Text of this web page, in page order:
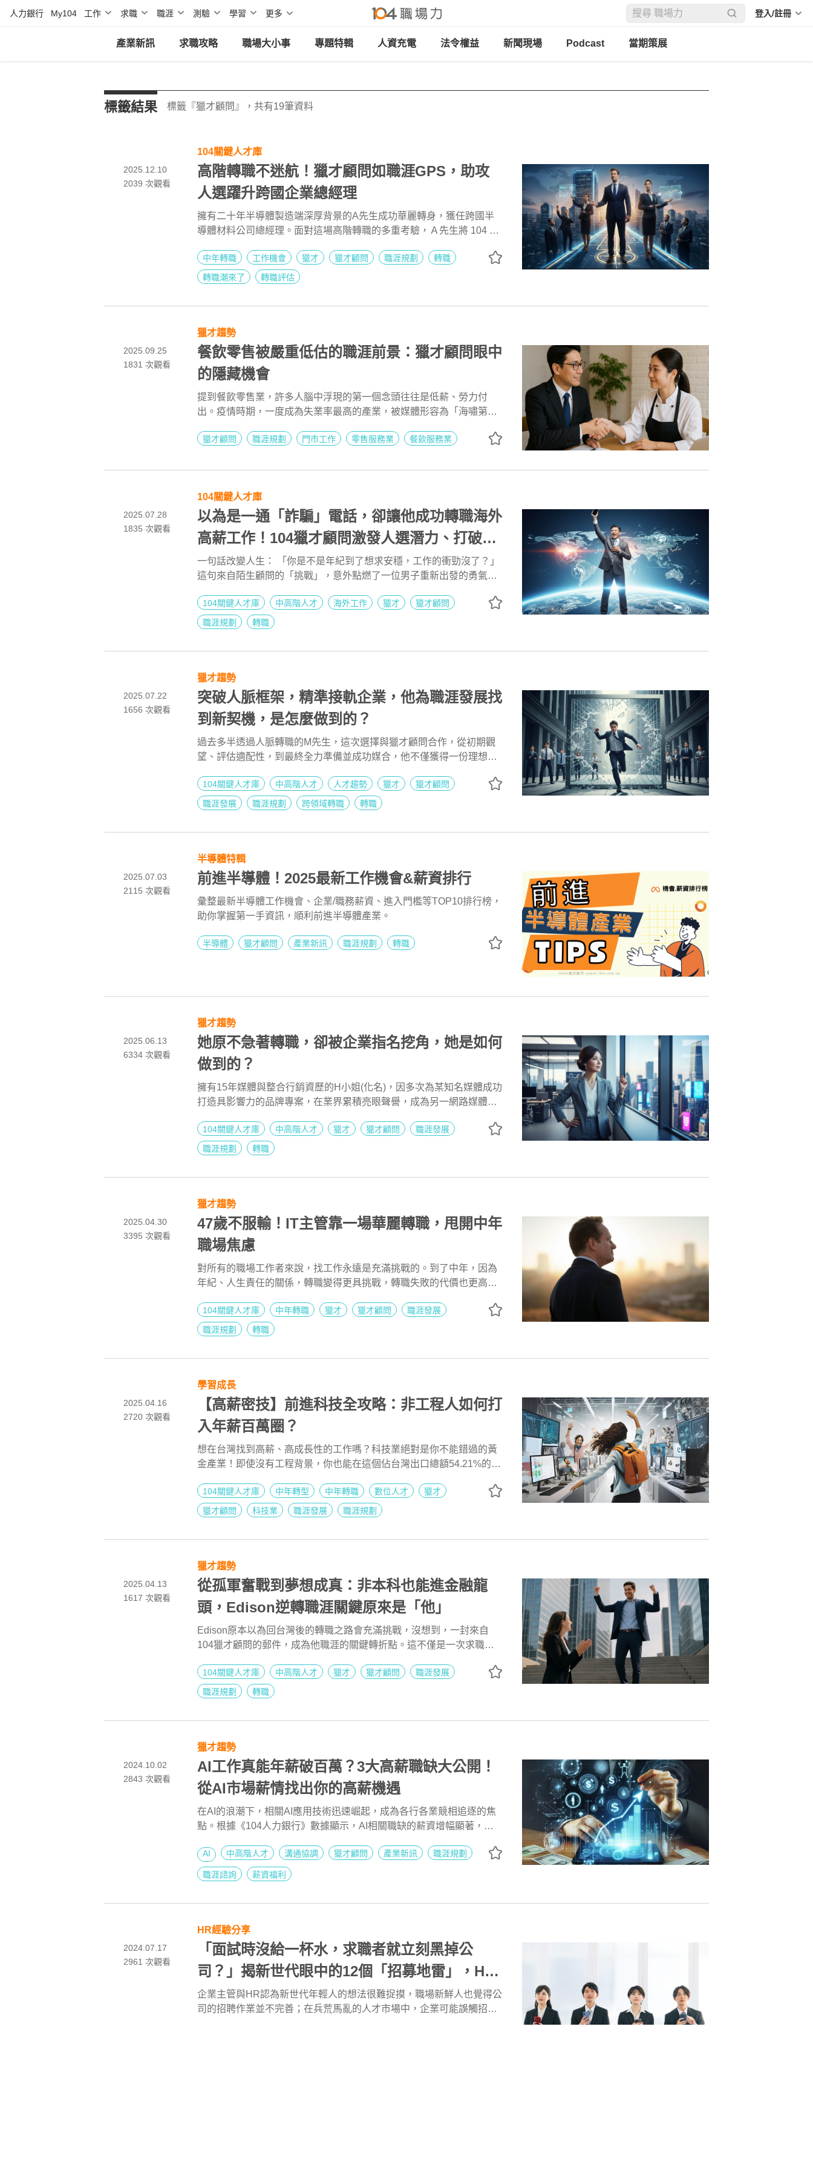
人力銀行 My104 工作 求職 職涯 測驗 學習 更多 登入/註冊
產業新訊 求職攻略 職場大小事 專題特輯 人資充電 法令權益 新聞現場 Podcast 當期策展
標籤結果 標籤『獵才顧問』，共有19筆資料
2025.12.10
2039 次觀看
104關鍵人才庫
高階轉職不迷航！獵才顧問如職涯GPS，助攻
人選躍升跨國企業總經理
擁有二十年半導體製造端深厚背景的A先生成功華麗轉身，獲任跨國半
導體材料公司總經理。面對這場高階轉職的多重考驗，Ａ先生將 104 獵
服務的核心價值，不僅在於提供情報整合、戰略建議，更包括心理支持
的全方位陪伴，幫助人選在複雜的高階轉職過程中不迷航，精準、踏實
中年轉職 工作機會 獵才 獵才顧問 職涯規劃
轉職
轉職潮來了
轉職評估
2025.09.25
1831 次觀看
獵才趨勢
餐飲零售被嚴重低估的職涯前景：獵才顧問眼中
的隱藏機會
提到餐飲零售業，許多人腦中浮現的第一個念頭往往是低薪、勞力付
出。疫情時期，一度成為失業率最高的產業，被媒體形容為「海嘯第一
的渲染之下，讓還未進入職場新鮮人開始對這個產業卻步
獵才顧問 職涯規劃 門市工作 零售服務業 餐飲服務業
2025.07.28
1835 次觀看
104關鍵人才庫
以為是一通「詐騙」電話，卻讓他成功轉職海外
高薪工作！104獵才顧問激發人選潛力、打破自
我設限
一句話改變人生： 「你是不是年紀到了想求安穩，工作的衝勁沒了？」
這句來自陌生顧問的「挑戰」，意外點燃了一位男子重新出發的勇氣。
重新定義自我價值的真實故事。
104關鍵人才庫 中高階人才 海外工作 獵才
獵才顧問
職涯規劃
轉職
2025.07.22
1656 次觀看
獵才趨勢
突破人脈框架，精準接軌企業，他為職涯發展找
到新契機，是怎麼做到的？
過去多半透過人脈轉職的M先生，這次選擇與獵才顧問合作，從初期觀
望、評估適配性，到最終全力準備並成功媒合，他不僅獲得一份理想職
專業獵才顧問不只是職缺的提供者，更是轉職路上的策略夥伴。
104關鍵人才庫 中高階人才 人才趨勢 獵才
獵才顧問
職涯發展
職涯規劃 跨領域轉職 轉職
2025.07.03
2115 次觀看
半導體特輯
前進半導體！2025最新工作機會&薪資排行
彙整最新半導體工作機會、企業/職務薪資、進入門檻等TOP10排行榜，
助你掌握第一手資訊，順利前進半導體產業。
半導體 獵才顧問 產業新訊 職涯規劃 轉職
2025.06.13
6334 次觀看
獵才趨勢
她原不急著轉職，卻被企業指名挖角，她是如何
做到的？
擁有15年媒體與整合行銷資歷的H小姐(化名)，因多次為某知名媒體成功
打造具影響力的品牌專案，在業界累積亮眼聲譽，成為另一網路媒體指
策略到薪資談判，全程提供精準協助與溝通橋樑，協助H小姐迎向更卓
越的職涯舞台。
104關鍵人才庫 中高階人才 獵才 獵才顧問
職涯發展
職涯規劃
轉職
2025.04.30
3395 次觀看
獵才趨勢
47歲不服輸！IT主管靠一場華麗轉職，甩開中年
職場焦慮
對所有的職場工作者來說，找工作永遠是充滿挑戰的。到了中年，因為
年紀、人生責任的關係，轉職變得更具挑戰，轉職失敗的代價也更高。
方，或者做著已經失去熱情的工作。但其實，中年職場工作者可以不向
現實低頭的，每一個人都值得擁有一份自己喜歡的工作。
104關鍵人才庫 中年轉職 獵才 獵才顧問
職涯發展
職涯規劃
轉職
2025.04.16
2720 次觀看
學習成長
【高薪密技】前進科技全攻略：非工程人如何打
入年薪百萬圈？
想在台灣找到高薪、高成長性的工作嗎？科技業絕對是你不能錯過的黃
金產業！即使沒有工程背景，你也能在這個佔台灣出口總額54.21%的主
全指南」講座中，揭開了科技產業的神秘面紗，分享如何從產業選擇、
職務定位到能力養成的全方位攻略。無論你是轉職者、應屆畢業生，還
104關鍵人才庫 中年轉型 中年轉職 數位人才
獵才
獵才顧問
科技業 職涯發展 職涯規劃
2025.04.13
1617 次觀看
獵才趨勢
從孤軍奮戰到夢想成真：非本科也能進金融龍
頭，Edison逆轉職涯關鍵原來是「他」
Edison原本以為回台灣後的轉職之路會充滿挑戰，沒想到，一封來自
104獵才顧問的郵件，成為他職涯的關鍵轉折點。這不僅是一次求職經
目中的理想企業。從精準推薦職缺到履歷與面試指導，甚至是在過程中
的鼓勵與支持，這份貼心的協助，讓 Edison 不再孤軍奮戰，而是帶著
104關鍵人才庫 中高階人才 獵才 獵才顧問
職涯發展
職涯規劃
轉職
2024.10.02
2843 次觀看
獵才趨勢
AI工作真能年薪破百萬？3大高薪職缺大公開！
從AI市場薪情找出你的高薪機遇
在AI的浪潮下，相關AI應用技術迅速崛起，成為各行各業競相追逐的焦
點。根據《104人力銀行》數據顯示，AI相關職缺的薪資增幅顯著，平
在薪酬上有顯著優勢，也反映了企業對於AI人才的高度需求。本文將從
2024年AI職場趨勢，帶您了解不同AI相關產業和職類的需求變化與薪資
數據，幫助您在這場技術革命中佔得先機。
AI 中高階人才 溝通協調 獵才顧問 產業新訊 職涯規劃
職涯諮詢 薪資福利
2024.07.17
2961 次觀看
HR經驗分享
「面試時沒給一杯水，求職者就立刻黑掉公
司？」揭新世代眼中的12個「招募地雷」，HR
避免踩雷，大幅提升報到率！
企業主管與HR認為新世代年輕人的想法很難捉摸，職場新鮮人也覺得公
司的招聘作業並不完善；在兵荒馬亂的人才市場中，企業可能誤觸招募